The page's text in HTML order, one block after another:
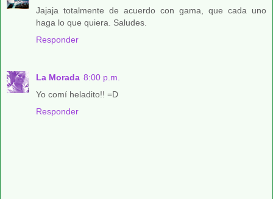
Jajaja totalmente de acuerdo con gama, que cada uno
haga lo que quiera. Saludes.
Responder
La Morada 8:00 p.m.
Yo comí heladito!! =D
Responder